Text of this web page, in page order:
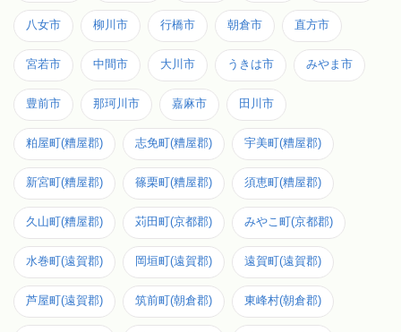
八女市 柳川市 行橋市 朝倉市 直方市
宮若市 中間市 大川市 うきは市 みやま市
豊前市 那珂川市 嘉麻市 田川市
粕屋町(糟屋郡) 志免町(糟屋郡) 宇美町(糟屋郡)
新宮町(糟屋郡) 篠栗町(糟屋郡) 須恵町(糟屋郡)
久山町(糟屋郡) 苅田町(京都郡) みやこ町(京都郡)
水巻町(遠賀郡) 岡垣町(遠賀郡) 遠賀町(遠賀郡)
芦屋町(遠賀郡) 筑前町(朝倉郡) 東峰村(朝倉郡)